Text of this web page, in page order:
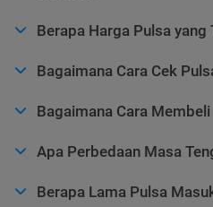
Berapa Harga Pulsa
Bagaimana Cara Cek
Bagaimana Cara
Apa Perbedaan Masa
Berapa Lama Pulsa